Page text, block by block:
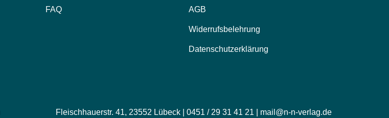
FAQ AGB
Widerrufsbelehrung
Datenschutzerklärung
Fleischhauerstr. 41, 23552 Lübeck | 0451 / 29 31 41 21 | mail@n-n-verlag.de